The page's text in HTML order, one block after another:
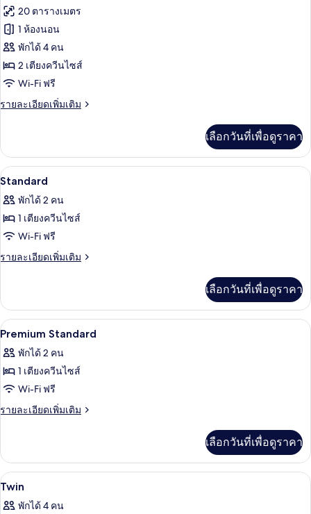
ทั้งหมด
ของ
Deluxe
2PC
Room
20 ตารางเมตร
1 ห้องนอน
พักได้ 4 คน
2 เตียงควีนไซส์
Wi-Fi ฟรี
รายละเอียดเพิ่มเติม
ราย
เกี่ยว
กับ
Deluxe
Room
เลือกวันที่เพื่อดูราคา
เปิด
ภาพถ่าย
ทั้งหมด
ของ
Standard
เครื่องนอนระดับพรีเมียม, ห้องเก็บเสียง
17
Standard
พักได้ 2 คน
1 เตียงควีนไซส์
Wi-Fi ฟรี
รายละเอียดเพิ่มเติม
ราย
เกี่ยว
กับ
Standard
เลือกวันที่เพื่อดูราคา
เปิด
ภาพถ่าย
ทั้งหมด
ของ
Premium
เครื่องนอนระดับพรีเมียม, ห้องเก็บเสียง
14
Premium Standard
พักได้ 2 คน
1 เตียงควีนไซส์
Wi-Fi ฟรี
รายละเอียดเพิ่มเติม
ราย
เกี่ยว
กับ
Premium
เลือกวันที่เพื่อดูราคา
เปิด
ภาพถ่าย
เครื่องนอนระดับพรีเมียม, ห้องเก็บเสียง
14
Twin
พักได้ 4 คน